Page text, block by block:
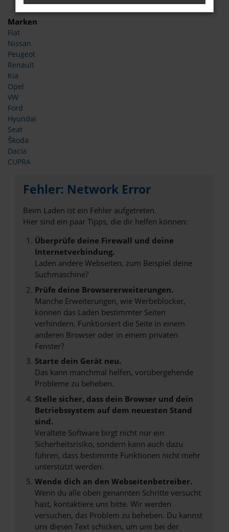
Marken
Fiat
Nissan
Peugeot
Renault
Kia
Opel
VW
Ford
Hyundai
Seat
Škoda
Dacia
CUPRA
Fehler: Network Error
Beim Laden ist ein Fehler aufgetreten.
Hier sind ein paar Tipps, die dir helfen können:
Überprüfe deine Firewall und deine
Internetverbindung.
Laden andere Webseiten, zum Beispiel deine
Suchmaschine?
Prüfe deine Browsererweiterungen.
Manche Erweiterungen, wie Werbeblocker,
können das Laden bestimmter Seiten
verhindern. Funktioniert die Seite in einem
anderen Browser oder in einem privaten
Fenster?
Starte dein Gerät neu.
Das kann manchmal helfen, vorübergehende
Probleme zu beheben.
Stelle sicher, dass dein Browser und dein
Betriebssystem auf dem neuesten Stand
sind.
Veraltete Software birgt nicht nur ein
Sicherheitsrisiko, sondern kann auch dazu
führen, dass bestimmte Funktionen nicht mehr
unterstützt werden.
Wende dich an den Webseitenbetreiber.
Wenn du alle oben genannten Schritte versucht
hast, kontaktiere uns bitte. Wir werden
versuchen, das Problem zu beheben. Du kannst
uns diesen Text schicken, um uns bei der